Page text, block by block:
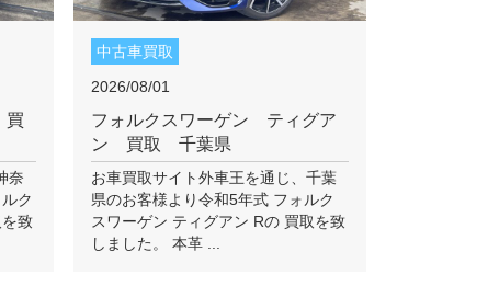
買
奈
ク
致
中古車買取
2026/08/01
フォルクスワーゲン ティグア
ン 買取 千葉県
お車買取サイト外車王を通じ、千葉
県のお客様より令和5年式 フォルク
スワーゲン ティグアン Rの 買取を致
しました。 本革 ...